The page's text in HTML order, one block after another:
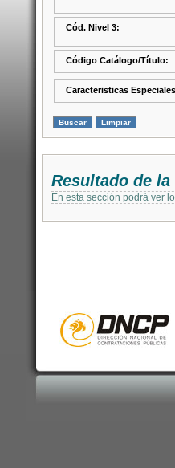
Cód. Nivel 3:
Código Catálogo/Título:
Caracteristicas
Resultado de la
En esta sección podrá ver